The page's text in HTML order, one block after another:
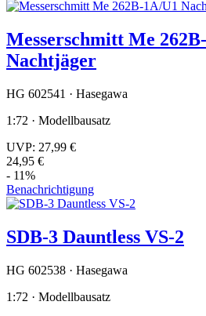
Messerschmitt Me
Nachtjäger
HG 602541 · Hasegawa
1:72 · Modellbausatz
UVP: 27,99 €
24,95 €
- 11%
Benachrichtigung
SDB-3 Dauntless VS-2
HG 602538 · Hasegawa
1:72 · Modellbausatz